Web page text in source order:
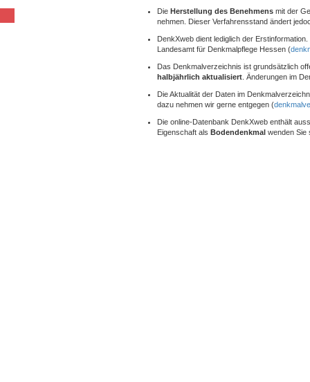
Die Herstellung des Benehmens mit der
nehmen. Dieser Verfahrensstand ändert
DenkXweb dient lediglich der
Landesamt für Denkmalpflege Hessen (
Das Denkmalverzeichnis ist grundsätzlich
halbjährlich aktualisiert . Änderungen im
Die Aktualität der Daten im
dazu nehmen wir gerne entgegen (
Die online-Datenbank DenkXweb enthält
Eigenschaft als Bodendenkmal wenden Sie